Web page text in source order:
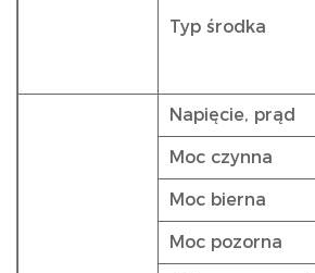
Typ środka
Napięcie, prąd
Moc czynna
Moc bierna
Moc pozorna